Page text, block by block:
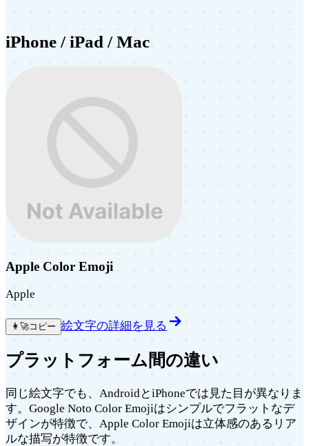
iPhone / iPad / Mac
Apple Color Emoji
Apple
👩‍🚀コピー 絵文字の詳細を見る
プラットフォーム間の違い
同じ絵文字でも、AndroidとiPhoneでは見た目が異なりま
す。Google Noto Color Emojiはシンプルでフラットなデ
ザインが特徴で、Apple Color Emojiは立体感のあるリア
ルな描写が特徴です。